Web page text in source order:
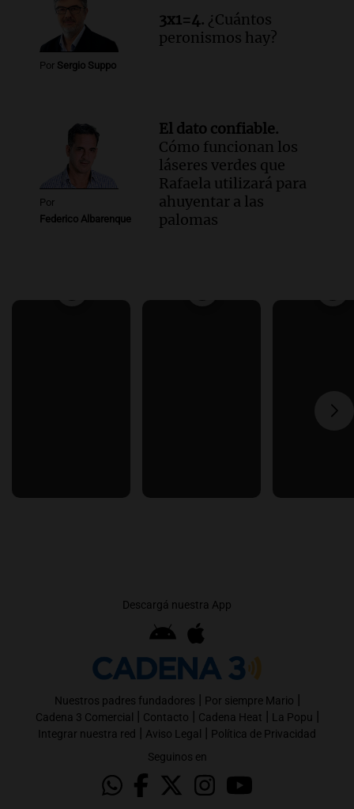
Por Sergio Suppo
3x1=4. ¿Cuántos
peronismos hay?
Por
Federico Albarenque
El dato confiable.
Cómo funcionan los
láseres verdes que
Rafaela utilizará para
ahuyentar a las
palomas
Descargá nuestra App
Nuestros padres fundadores | Por siempre Mario |
Cadena 3 Comercial | Contacto | Cadena Heat | La Popu |
Integrar nuestra red | Aviso Legal | Política de Privacidad
Seguinos en